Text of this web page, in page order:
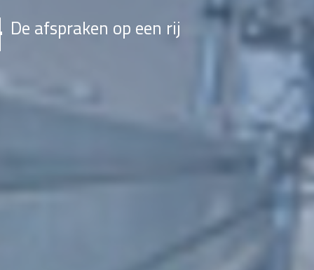
De afspraken op een rij